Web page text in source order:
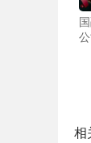
相